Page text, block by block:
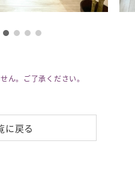
ん。ご了承ください。
に戻る